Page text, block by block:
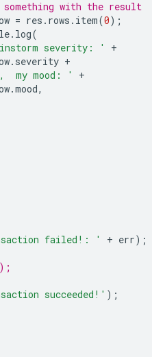
with the result
= res . rows . item(0);
. log(
severity: '
+
. severity +
my mood: '
+
.mood,
failed!: ' + err);
succeeded!' );